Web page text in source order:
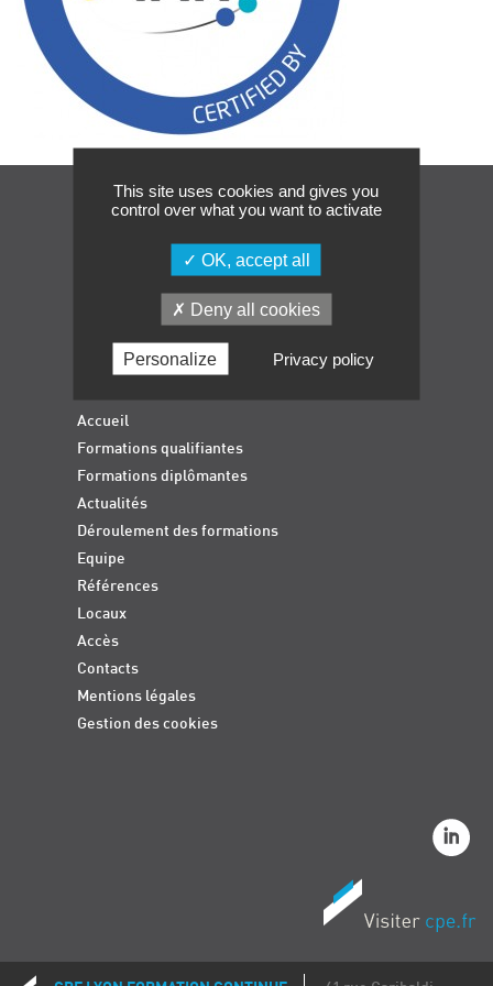
Événements
Symposium on Chain Transfer Catalysis for
sustainability – September 15 and 16, 2026
FRENCH-CHINESE CONFERENCE ON GREEN
CHEMISTRY
Contacts
Navigation
Accueil
Formations qualifiantes
Formations diplômantes
Actualités
Déroulement des formations
Equipe
Références
Locaux
Accès
Contacts
Mentions légales
Gestion des cookies
This site uses cookies and gives you
control over what you want to activate
OK, accept all
Deny all cookies
Personalize Privacy policy